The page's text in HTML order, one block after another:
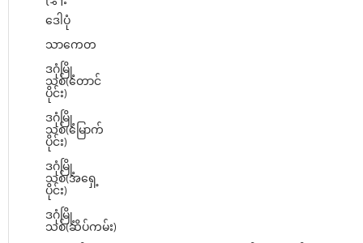
ဒေါပုံ
သာကေတ
ဒဂုံမြို့
သစ်(တောင်
ပိုင်း)
ဒဂုံမြို့
သစ်(မြောက်
ပိုင်း)
ဒဂုံမြို့
သစ်(အရှေ့
ပိုင်း)
ဒဂုံမြို့
သစ်(ဆိပ်ကမ်း)